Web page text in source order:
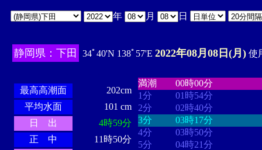
年 月 日
静岡県：下田 34ﾟ40'N 138ﾟ57'E 2022年08月08日(月) 使
最高高潮面
202cm
平均水面
101 cm
日 出
4時59分
正 中
11時50分
満潮
00時00分
1分
01時54分
2分
02時40分
3分
03時17分
4分
03時50分
5分
04時21分